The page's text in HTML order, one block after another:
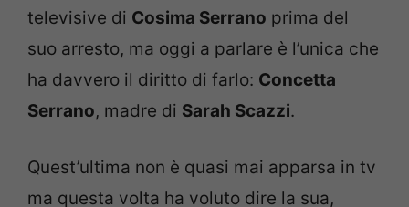
televisive di Cosima Serrano prima del
suo arresto, ma oggi a parlare è l’unica che
ha davvero il diritto di farlo: Concetta
Serrano, madre di Sarah Scazzi.
Quest’ultima non è quasi mai apparsa in tv
ma questa volta ha voluto dire la sua,